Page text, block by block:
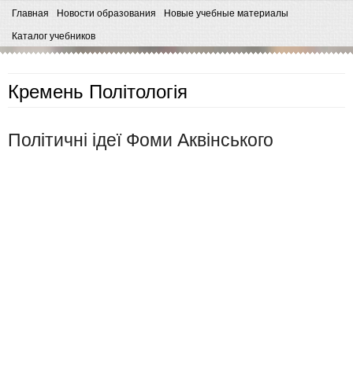
Главная Новости образования
Новые учебные материалы
Каталог учебников
Кремень Політологія
Політичні ідеї Фоми Аквінського